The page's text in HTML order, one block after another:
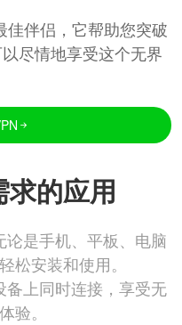
伴侣，它帮助您突破
尽情地享受这个无界
的应用
是手机、平板、电脑
松安装和使用。
上同时连接，享受无
验。